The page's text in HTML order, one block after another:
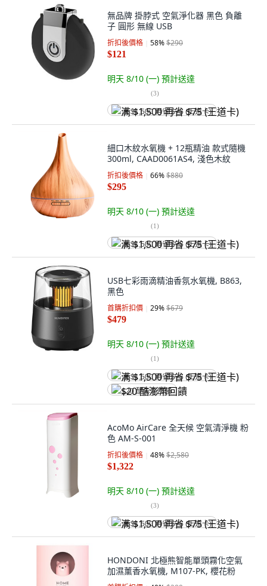
無品牌 掛脖式 空氣淨化器 黑色 負離
子 圓形 無線 USB
折扣後價格 58%$290
$121
明天 8/10 (一) 預計送達
(3)
满 $1,500 再省 $75 (王道卡)
細口木紋水氧機 + 12瓶精油 款式隨機
300ml, CAAD0061AS4, 淺色木紋
折扣後價格 66%$880
$295
明天 8/10 (一) 預計送達
(1)
满 $1,500 再省 $75 (王道卡)
USB七彩雨滴精油香氛水氧機, B863,
黑色
首購折扣價 29%$679
$479
明天 8/10 (一) 預計送達
(1)
满 $1,500 再省 $75 (王道卡)
$20 酷澎幣回饋
AcoMo AirCare 全天候 空氣清淨機 粉
色 AM-S-001
折扣後價格 48%$2,580
$1,322
明天 8/10 (一) 預計送達
(3)
满 $1,500 再省 $75 (王道卡)
HONDONI 北極熊智能單頭霧化空氣
加濕薰香水氧機, M107-PK, 櫻花粉